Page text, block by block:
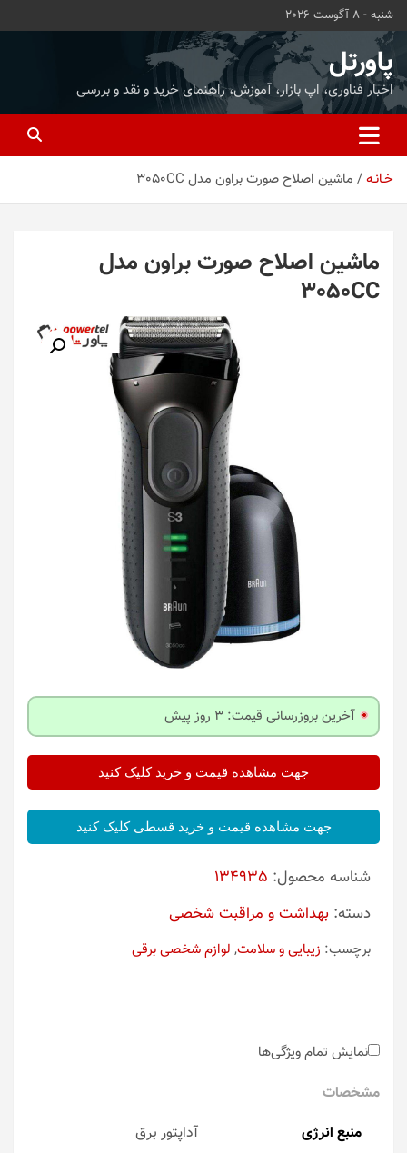
محتوا
بروید
شنبه - 8 آگوست 2026
پاورتل
اخبار فناوری، اپ بازار، آموزش، راهنمای خرید و نقد و بررسی
خـانـه ماشین اصلاح صورت براون مدل 3050CC
ماشین اصلاح صورت براون مدل
3050CC
آخرین بروزرسانی قیمت: 3 روز پیش
جهت مشاهده قیمت و خرید کلیک کنید
جهت مشاهده قیمت و خرید قسطی کلیک کنید
شناسه محصول: 134935
دسته: بهداشت و مراقبت شخصی
برچسب: زیبایی و سلامت, لوازم شخصی برقی
نمایش تمام ویژگی‌ها
مشخصات
منبع انرژی
آداپتور برق